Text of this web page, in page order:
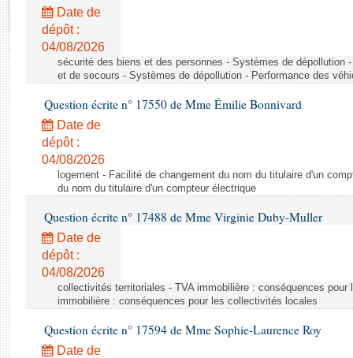
Rapports législatifs
Rapports sur l'application des lois
Baromètre de l’application des lois
Dossiers législatifs
Budget et sécurité sociale
Questions écrites et orales
Comptes rendus des débats
Date de
dépôt :
04/08/2026
sécurité des biens et des personnes - Systèmes de dépollution
et de secours - Systèmes de dépollution - Performance des
Question écrite n° 17550 de Mme Émilie Bonnivard
Date de
dépôt :
04/08/2026
logement - Facilité de changement du nom du titulaire d'un
du nom du titulaire d'un compteur électrique
Question écrite n° 17488 de Mme Virginie Duby-Muller
Date de
dépôt :
04/08/2026
collectivités territoriales - TVA immobilière : conséquences
immobilière : conséquences pour les collectivités locales
Question écrite n° 17594 de Mme Sophie-Laurence Roy
Date de